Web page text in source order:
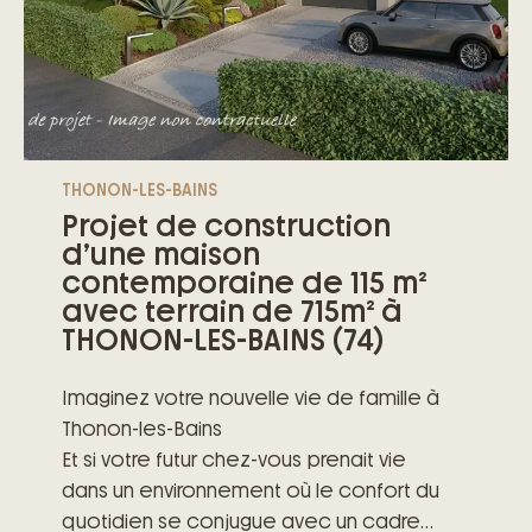
au lac Léman et aux activités de plein air,
pour profiter pleinement de chaque
saison.
THONON-LES-BAINS
Projet de construction
d’une maison
contemporaine de 115 m²
avec terrain de 715m² à
THONON-LES-BAINS (74)
Imaginez votre nouvelle vie de famille à
Thonon-les-Bains
Et si votre futur chez-vous prenait vie
dans un environnement où le confort du
quotidien se conjugue avec un cadre